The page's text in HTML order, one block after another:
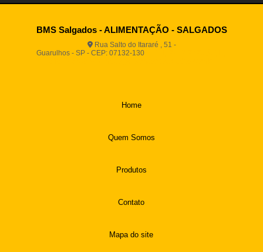
BMS Salgados - ALIMENTAÇÃO - SALGADOS
Rua Salto do Itararé , 51 -
Guarulhos - SP - CEP: 07132-130
Home
Quem Somos
Produtos
Contato
Mapa do site